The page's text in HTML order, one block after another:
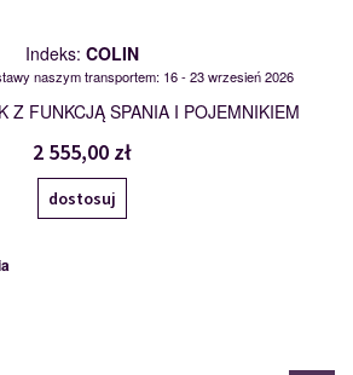
Indeks: COLIN
naszym transportem: 16 - 23 wrzesień 2026
Z FUNKCJĄ SPANIA I POJEMNIKIEM
2 555,00 zł
dostosuj